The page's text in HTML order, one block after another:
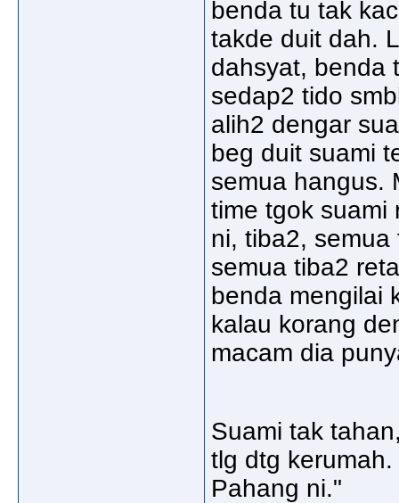
benda tu tak
takde duit dah.
dahsyat, benda
sedap2 tido
alih2 dengar
beg duit suami
semua hangus.
time tgok suami
ni, tiba2,
semua tiba2
benda mengilai
kalau korang
macam dia
Suami tak
tlg dtg
Pahang ni."